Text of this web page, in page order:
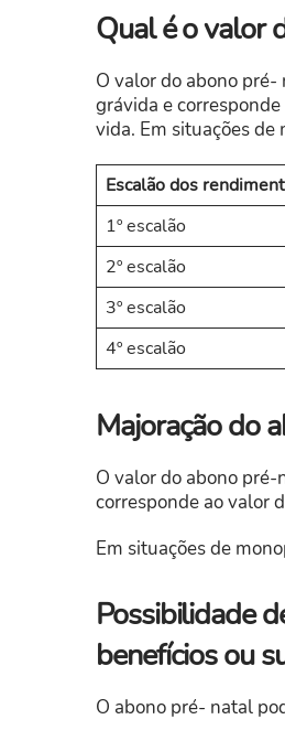
Qual é o valor
O valor do abono
grávida e
vida. Em situações
Escalão dos
1º escalão
2º escalão
3º escalão
4º escalão
Majoração do
O valor do abono
corresponde ao valor
Em situações de
Possibilidade
benefícios ou
O abono pré- natal